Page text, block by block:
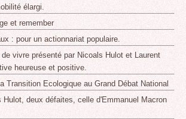
élargi.
et remember
: pour un actionnariat populaire.
vivre présenté par Nicoals Hulot et Laurent
heureuse et positive.
Transition Ecologique au Grand Débat National
Hulot, deux défaites, celle d'Emmanuel Macron